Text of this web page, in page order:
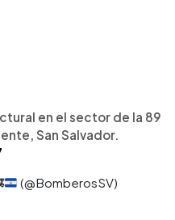
en el sector de la 89
San Salvador.
(@BomberosSV)